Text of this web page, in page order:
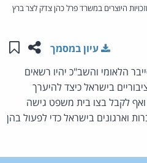
היוצרים במשרד פרל כהן צדק לצר ברץ
שתפו
עיון במסמך
הלאומי והשב"כ יהיו רשאים
בישראל כיצד להיערך
ואף לקבל בצו בית משפט גישה
וארגונים בישראל כדי לפעול בהן